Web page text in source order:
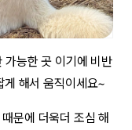
가능한 곳 이기에 비반
게 해서 움직이세요~
문에 더욱더 조심 해